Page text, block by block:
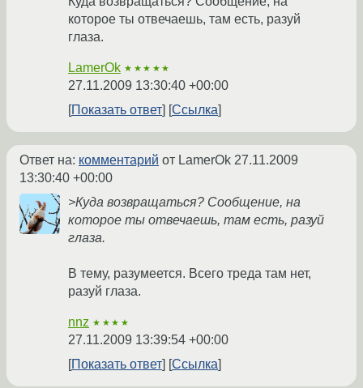
которое ты отвечаешь, там есть, разуй
глаза.
LamerOk ★★★★★
27.11.2009 13:30:40 +00:00
Показать ответ
Ссылка
Ответ на: комментарий от LamerOk 27.11.2009
13:30:40 +00:00
>Куда возвращаться? Сообщение, на
которое ты отвечаешь, там есть, разуй
глаза.
В тему, разумеется. Всего треда там нет,
разуй глаза.
nnz ★★★★
27.11.2009 13:39:54 +00:00
Показать ответ
Ссылка